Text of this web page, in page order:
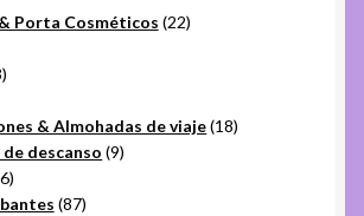
Porta Cosméticos 2222
3
& Almohadas de viaje 1818
descanso 99
26
productos
8787